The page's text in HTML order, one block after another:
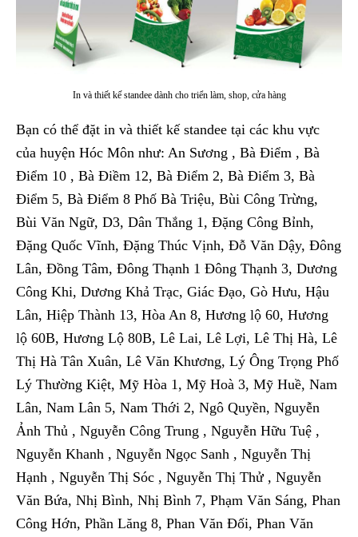
In và thiết kế standee dành cho triển làm, shop, cửa hàng
Bạn có thể đặt in và thiết kế standee tại các khu vực
của huyện Hóc Môn như: An Sương , Bà Điểm , Bà
Điểm 10 , Bà Điềm 12, Bà Điểm 2, Bà Điểm 3, Bà
Điểm 5, Bà Điểm 8 Phố Bà Triệu, Bùi Công Trừng,
Bùi Văn Ngữ, D3, Dân Thắng 1, Đặng Công Bỉnh,
Đặng Quốc Vĩnh, Đặng Thúc Vịnh, Đỗ Văn Dậy, Đông
Lân, Đồng Tâm, Đông Thạnh 1 Đông Thạnh 3, Dương
Công Khi, Dương Khả Trạc, Giác Đạo, Gò Hưu, Hậu
Lân, Hiệp Thành 13, Hòa An 8, Hương lộ 60, Hương
lộ 60B, Hương Lộ 80B, Lê Lai, Lê Lợi, Lê Thị Hà, Lê
Thị Hà Tân Xuân, Lê Văn Khương, Lý Ông Trọng Phố
Lý Thường Kiệt, Mỹ Hòa 1, Mỹ Hoà 3, Mỹ Huề, Nam
Lân, Nam Lân 5, Nam Thới 2, Ngô Quyền, Nguyễn
Ảnh Thủ , Nguyễn Công Trung , Nguyễn Hữu Tuệ ,
Nguyễn Khanh , Nguyễn Ngọc Sanh , Nguyễn Thị
Hạnh , Nguyễn Thị Sóc , Nguyễn Thị Thử , Nguyễn
Văn Bứa, Nhị Bình, Nhị Bình 7, Phạm Văn Sáng, Phan
Công Hớn, Phần Lăng 8, Phan Văn Đối, Phan Văn